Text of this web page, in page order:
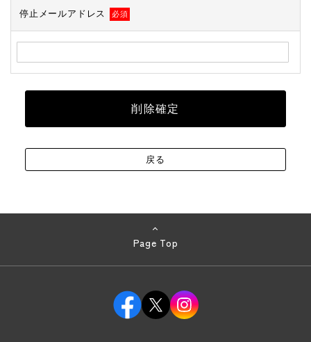
停止メールアドレス 必須
Page Top